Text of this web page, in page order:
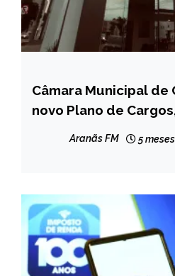
CAPELINHA
NOTÍCIAS
Câmara Municipal de
novo Plano de
de assessor
Aranãs FM 5